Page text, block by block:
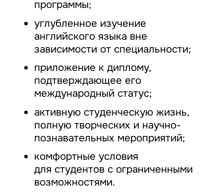
программы;
углубленное изучение
английского языка вне
зависимости от специальности;
приложение к диплому,
подтверждающее его
международный статус;
активную студенческую жизнь,
полную творческих и научно-
познавательных мероприятий;
комфортные условия
для студентов с ограниченными
возможностями.